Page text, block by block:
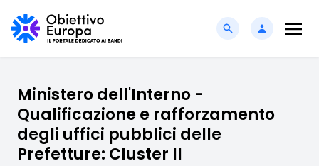
Ministero dell'Interno -
Qualificazione e rafforzamento
degli uffici pubblici delle
Prefetture: Cluster II